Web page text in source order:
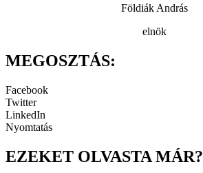
Földiák András
elnök
MEGOSZTÁS:
Facebook
Twitter
LinkedIn
Nyomtatás
EZEKET OLVASTA MÁR?